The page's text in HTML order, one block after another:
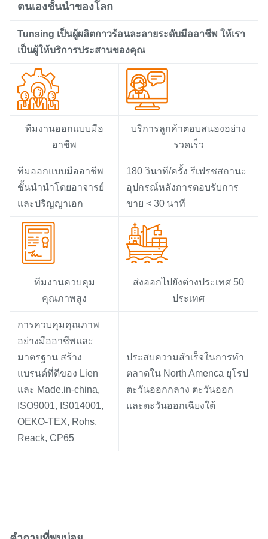
ตนเองชั้นนำของโลก
Tunsing เป็นผู้ผลิตกาวร้อนละลายระดับมืออาชีพ ให้เรา
เป็นผู้ให้บริการประสานของคุณ
ทีมงานออกแบบมือ
อาชีพ
บริการลูกค้าตอบสนองอย่าง
รวดเร็ว
ทีมออกแบบมืออาชีพ
ชั้นนำนำโดยอาจารย์
และปริญญาเอก
180 วินาที/ครั้ง รีเฟรชสถานะ
อุปกรณ์หลังการตอบรับการ
ขาย < 30 นาที
ทีมงานควบคุม
คุณภาพสูง
ส่งออกไปยังต่างประเทศ 50
ประเทศ
การควบคุมคุณภาพ
อย่างมืออาชีพและ
มาตรฐาน สร้าง
แบรนด์ที่ดีของ Lien
และ Made.in-china,
ISO9001, IS014001,
OEKO-TEX, Rohs,
Reack, CP65
ประสบความสำเร็จในการทำ
ตลาดใน North Amenca ยุโรป
ตะวันออกกลาง ตะวันออก
และตะวันออกเฉียงใต้